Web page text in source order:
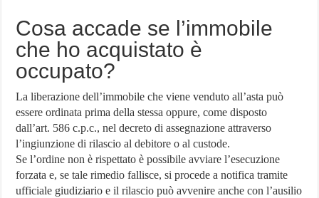
Cosa accade se l’immobile
che ho acquistato è
occupato?
La liberazione dell’immobile che viene venduto all’asta può
essere ordinata prima della stessa oppure, come disposto
dall’art. 586 c.p.c., nel decreto di assegnazione attraverso
l’ingiunzione di rilascio al debitore o al custode.
Se l’ordine non è rispettato è possibile avviare l’esecuzione
forzata e, se tale rimedio fallisce, si procede a notifica tramite
ufficiale giudiziario e il rilascio può avvenire anche con l’ausilio